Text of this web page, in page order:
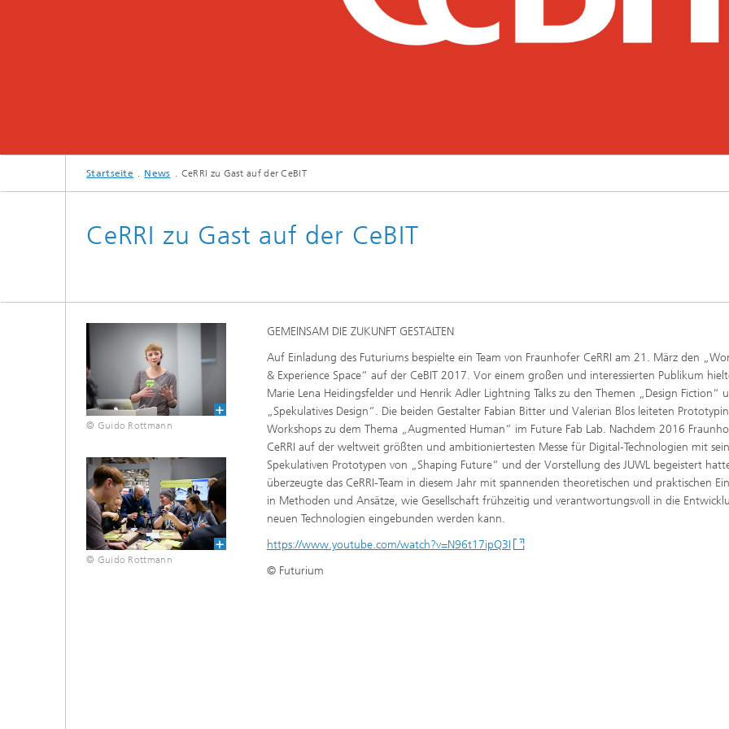
Startseite News CeRRI zu Gast auf der CeBIT
CeRRI zu Gast auf der CeBIT
© Guido Rottmann
© Guido Rottmann
GEMEINSAM DIE ZUKUNFT GESTALTEN
Auf Einladung des Futuriums bespielte ein Team von Fraunhofer CeRRI am 21. März den
& Experience Space“ auf der CeBIT 2017. Vor einem großen und interessierten Publikum
Marie Lena Heidingsfelder und Henrik Adler Lightning Talks zu den Themen „Design Fiction“
„Spekulatives Design“. Die beiden Gestalter Fabian Bitter und Valerian Blos leiteten
Workshops zu dem Thema „Augmented Human“ im Future Fab Lab. Nachdem 2016
CeRRI auf der weltweit größten und ambitioniertesten Messe für Digital-Technologien mit
Spekulativen Prototypen von „Shaping Future“ und der Vorstellung des JUWL begeistert
überzeugte das CeRRI-Team in diesem Jahr mit spannenden theoretischen und praktischen
in Methoden und Ansätze, wie Gesellschaft frühzeitig und verantwortungsvoll in die
neuen Technologien eingebunden werden kann.
https://www.youtube.com/watch?v=N96t17ipQ3I
© Futurium